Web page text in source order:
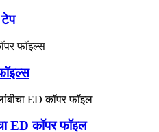
ED कॉपर फॉइल